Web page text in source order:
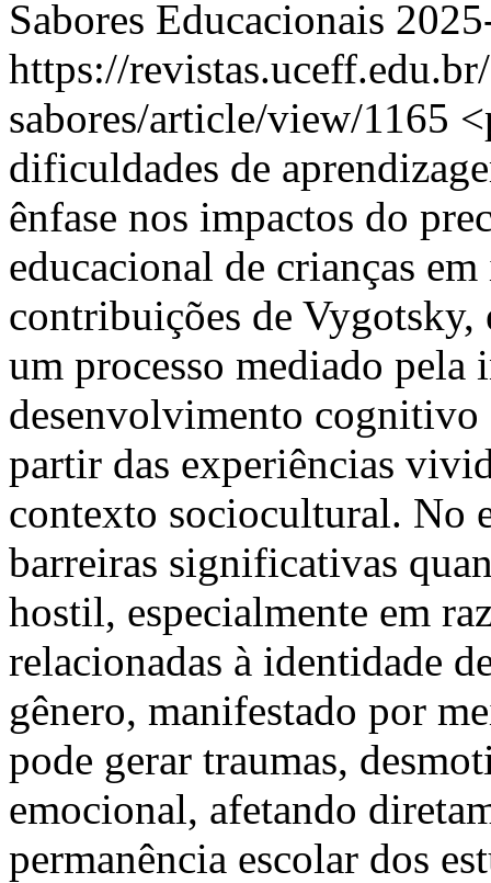
Sabores Educacionais
https://
sabores/article/view/1165
dificuldades de
ênfase nos impactos do
educacional de crianças
contribuições de Vygotsky,
um processo mediado pela
desenvolvimento cognitivo
partir das experiências
contexto sociocultural. No
barreiras significativas
hostil, especialmente em
relacionadas à identidade
gênero, manifestado por
pode gerar traumas,
emocional, afetando
permanência escolar dos